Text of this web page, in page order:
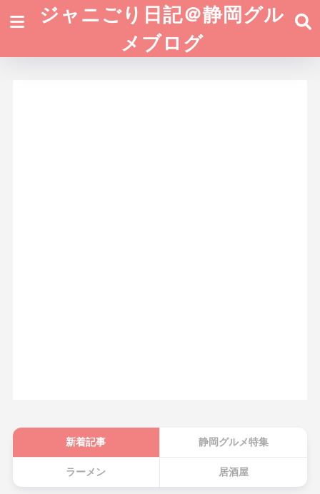
ジャニごり日記＠静岡グル
メブログ
新着記事 静岡グルメ特集
ラーメン 居酒屋